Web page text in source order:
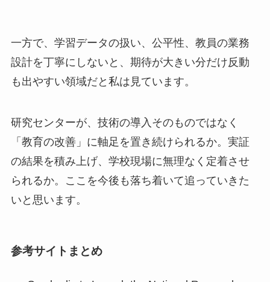
一方で、学習データの扱い、公平性、教員の業務
設計を丁寧にしないと、期待が大きい分だけ反動
も出やすい領域だと私は見ています。
研究センターが、技術の導入そのものではなく
「教育の改善」に軸足を置き続けられるか。実証
の結果を積み上げ、学校現場に無理なく定着させ
られるか。ここを今後も落ち着いて追っていきた
いと思います。
参考サイトまとめ